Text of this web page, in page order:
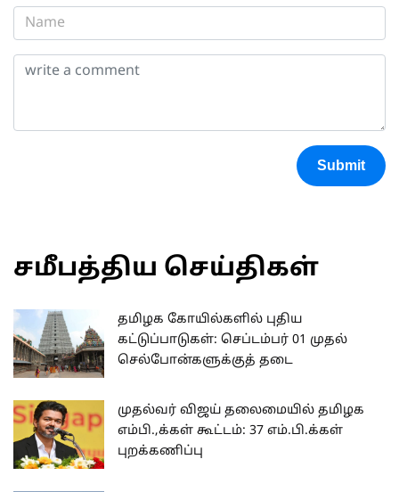
Submit
சமீபத்திய செய்திகள்
தமிழக கோயில்களில் புதிய
கட்டுப்பாடுகள்: செப்டம்பர் 01 முதல்
செல்போன்களுக்குத் தடை
முதல்வர் விஜய் தலைமையில் தமிழக
எம்பி.,க்கள் கூட்டம்: 37 எம்.பி.க்கள்
புறக்கணிப்பு